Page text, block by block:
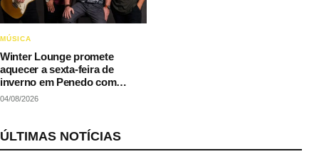
MÚSICA
Winter Lounge promete
aquecer a sexta-feira de
inverno em Penedo com
música e gastronomia
04/08/2026
ÚLTIMAS NOTÍCIAS